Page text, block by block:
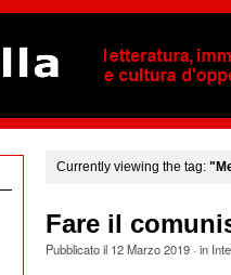
Currently viewing the tag:
Fare il
Pubblicato il 12 Marzo 2019· in